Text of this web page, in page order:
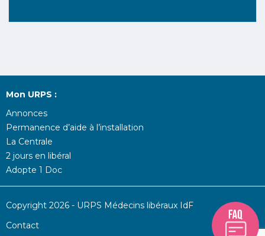
Mon URPS :
Annonces
Permanence d’aide à l’installation
La Centrale
2 jours en libéral
Adopte 1 Doc
Copyright 2026 - URPS Médecins libéraux IdF
Contact